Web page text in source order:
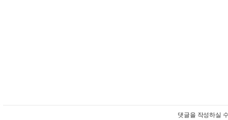
댓글을 작성하실